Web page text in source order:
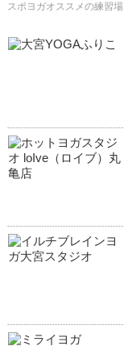
スポヨガオススメの練習場